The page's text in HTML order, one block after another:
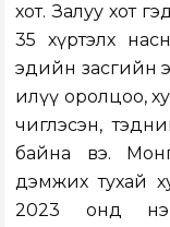
хот. Залуу хот
35 хүртэлх
эдийн засгийн
илүү оролцоо,
чиглэсэн,
байна вэ.
дэмжих тухай
2023 онд